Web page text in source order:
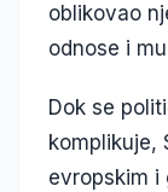
oblikovao
odnose i
Dok se
komplikuje,
evropskim i